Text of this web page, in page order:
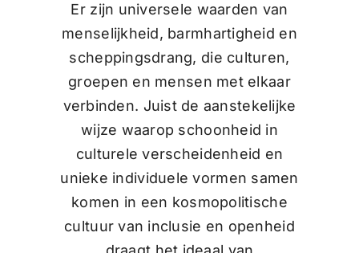
Er zijn universele waarden van
menselijkheid, barmhartigheid en
scheppingsdrang, die culturen,
groepen en mensen met elkaar
verbinden. Juist de aanstekelijke
wijze waarop schoonheid in
culturele verscheidenheid en
unieke individuele vormen samen
komen in een kosmopolitische
cultuur van inclusie en openheid